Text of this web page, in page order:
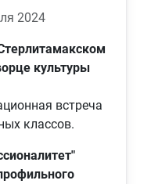
2024
культуры
встреча
классов.